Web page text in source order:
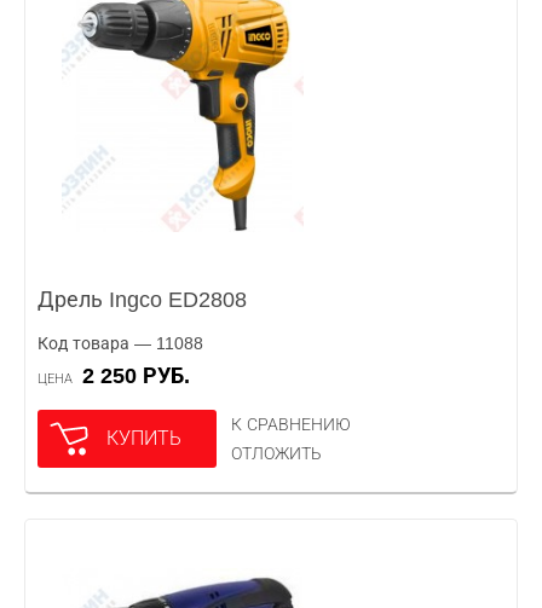
Дрель Ingco ED2808
Код товара — 11088
ЦЕНА 2 250 РУБ.
КУПИТЬ
К СРАВНЕНИЮ
ОТЛОЖИТЬ